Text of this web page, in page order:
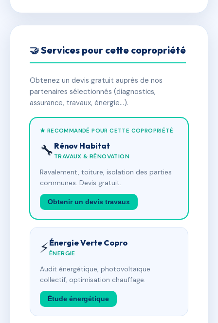
🤝 Services pour cette copropriété
Obtenez un devis gratuit auprès de nos
partenaires sélectionnés (diagnostics,
assurance, travaux, énergie…).
★ RECOMMANDÉ POUR CETTE COPROPRIÉTÉ
🔧 Rénov Habitat
TRAVAUX & RÉNOVATION
Ravalement, toiture, isolation des parties
communes. Devis gratuit.
Obtenir un devis travaux
⚡Énergie Verte Copro
ÉNERGIE
Audit énergétique, photovoltaïque
collectif, optimisation chauffage.
Étude énergétique